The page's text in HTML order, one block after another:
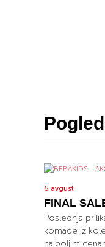
6 avgust
FINAL
Poslednja
komade iz
najboljim